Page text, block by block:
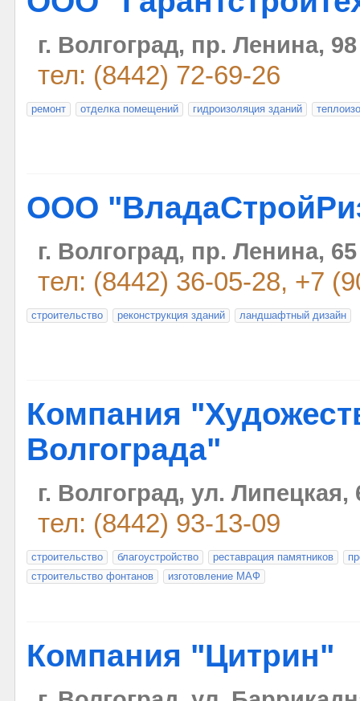
г. Волгоград, пр. Ленина,
тел: (8442) 72-69-26
ремонт отделка помещений гидроизоляция зданий
ООО
г. Волгоград, пр. Ленина,
тел: (8442) 36-05-28, +7
строительство реконструкция зданий ландшафтный дизайн
Компания
Волгограда"
г. Волгоград, ул. Липецкая,
тел: (8442) 93-13-09
строительство благоустройство реставрация памятников
строительство фонтанов
изготовление МАФ
Компания "Цитрин"